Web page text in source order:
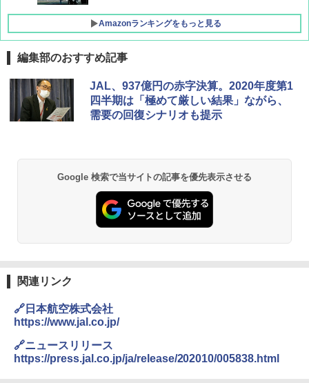
Amazonランキングをもっと見る
D40 地球の歩き方 チェンマイ タイ北部の魅
力的な町 2026～2027 地球の歩き方D アジア
￥2,079
球の歩き方A ヨーロッパ
￥2,479
A26 地球の歩き方 チェコ ポーランド スロヴ
ァキア 2026～2027 地球の歩き方A ヨーロッ
パ
[キャンパーズコレクション 山善] ポップアッ
プテント 傘みたいに広げて畳める パッとサ
ッとサンシェード キューブ フルクローズ メ
ッシュ 簡単設置 ワンタッチテント キャンプ
PYKES PEAK (パイクスピーク) 着替えテン
ト プライバシー テント 【中が透けない】 1
人用 折りたたみ 防災グッズ 災害用トイレ ビ
ーチ ピクニック ポップアップテント 携帯 簡
ENDLESS BASE 《めざましテレビで紹介》
テント ワンタッチ RENEW 幅200 2-3人用 43
500002(88859)
￥5,999
BUNDOK(バンドック)ソロ ドーム 1 EX BDK
-08EX カーキ ソロキャンプ ポリエステル フ
レーム テント
026リニューアル 急速冷凍 空間倍増 衛生的
コンパクト 保冷力長持ち
￥2,980
￥6,999
熊撃退スプレー 熊よけスプレー 熊スプレー
編集部のおすすめ記事
JAL、937億円の赤字決算。2020年度第1
四半期は「極めて厳しい結果」ながら、
需要の回復シナリオも提示
Google 検索で当サイトの記事を優先表示させる
関連リンク
🔗日本航空株式会社
https://www.jal.co.jp/
🔗ニュースリリース
https://press.jal.co.jp/ja/release/202010/005838.html